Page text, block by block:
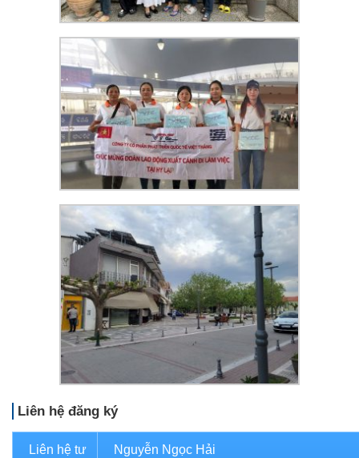
Liên hệ đăng ký
Liên hệ tư
Nguyễn Ngọc Hải